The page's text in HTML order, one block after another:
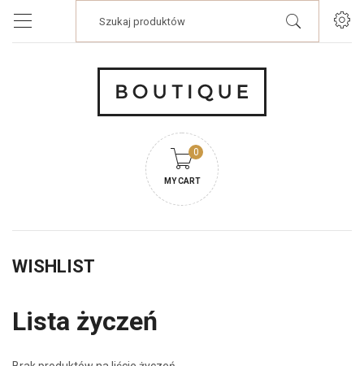
search
0
MY CART
WISHLIST
Lista życzeń